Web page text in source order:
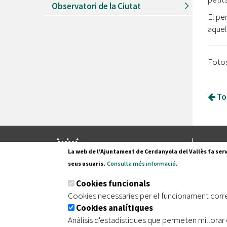
Observatori de la Ciutat
El
Pl.
| Avís legal | Protecció de dades
La web de l'Ajuntament de Cerdanyola del Vallès fa
seus usuaris. Consulta més informació.
Cookies funcionals
Cookies necessaries per el funcionament
Cookies analítiques
Anàlisis d'estadístiques que permeten